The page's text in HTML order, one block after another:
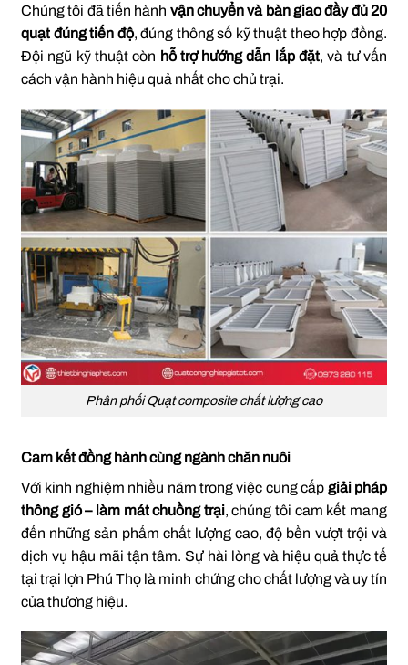
Chúng tôi đã tiến hành vận chuyển và bàn giao đầy đủ 20
quạt đúng tiến độ, đúng thông số kỹ thuật theo hợp đồng.
Đội ngũ kỹ thuật còn hỗ trợ hướng dẫn lắp đặt, và tư vấn
cách vận hành hiệu quả nhất cho chủ trại.
Phân phối Quạt composite chất lượng cao
Cam kết đồng hành cùng ngành chăn nuôi
Với kinh nghiệm nhiều năm trong việc cung cấp giải pháp
thông gió – làm mát chuồng trại, chúng tôi cam kết mang
đến những sản phẩm chất lượng cao, độ bền vượt trội và
dịch vụ hậu mãi tận tâm. Sự hài lòng và hiệu quả thực tế
tại trại lợn Phú Thọ là minh chứng cho chất lượng và uy tín
của thương hiệu.